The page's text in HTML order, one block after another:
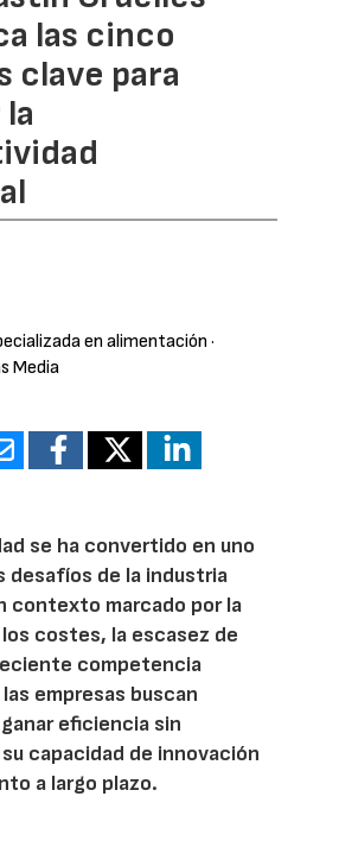
las cinco
clave para
en alimentación ·
Media
se ha convertido en uno
desafíos de la industria
contexto marcado por la
costes, la escasez de
competencia
empresas buscan
eficiencia sin
capacidad de innovación
a largo plazo.